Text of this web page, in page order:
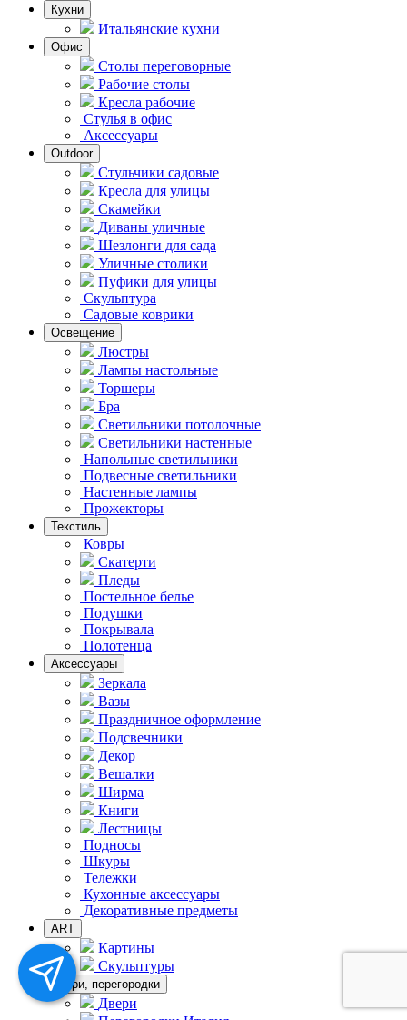
Кухни
Итальянские кухни
Офис
Столы переговорные
Рабочие столы
Кресла рабочие
Стулья в офис
Аксессуары
Outdoor
Стульчики садовые
Кресла для улицы
Скамейки
Диваны уличные
Шезлонги для сада
Уличные столики
Пуфики для улицы
Скульптура
Садовые коврики
Освещение
Люстры
Лампы настольные
Торшеры
Бра
Светильники потолочные
Светильники настенные
Напольные светильники
Подвесные светильники
Hастенные лампы
Прожекторы
Текстиль
Ковры
Скатерти
Пледы
Постельное белье
Подушки
Покрывала
Полотенца
Аксессуары
Зеркала
Вазы
Праздничное оформление
Подсвечники
Декор
Вешалки
Ширма
Книги
Лестницы
Подносы
Шкуры
Тележки
Кухонные аксессуары
Декоративные предметы
ART
Картины
Скульптуры
Двери, перегородки
Двери